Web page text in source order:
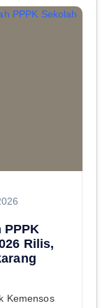
PPPK
Rilis,
Kemensos